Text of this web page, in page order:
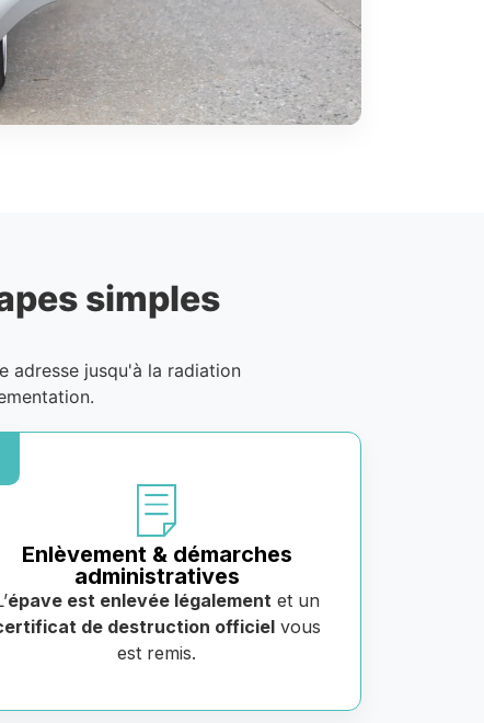
simples
adresse jusqu'à la radiation
Enlèvement & démarches
administratives
épave est enlevée légalementet un
de destruction officielvous
est remis.